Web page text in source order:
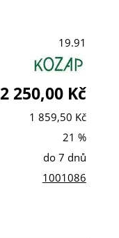
19.91
2 250,00 Kč
1 859,50 Kč
21 %
do 7 dnů
1001086